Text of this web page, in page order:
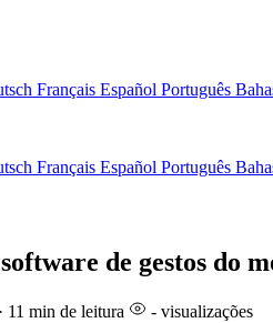
Français Español Português
Français Español Português
de gestos do
11 min de leitura - visualizações